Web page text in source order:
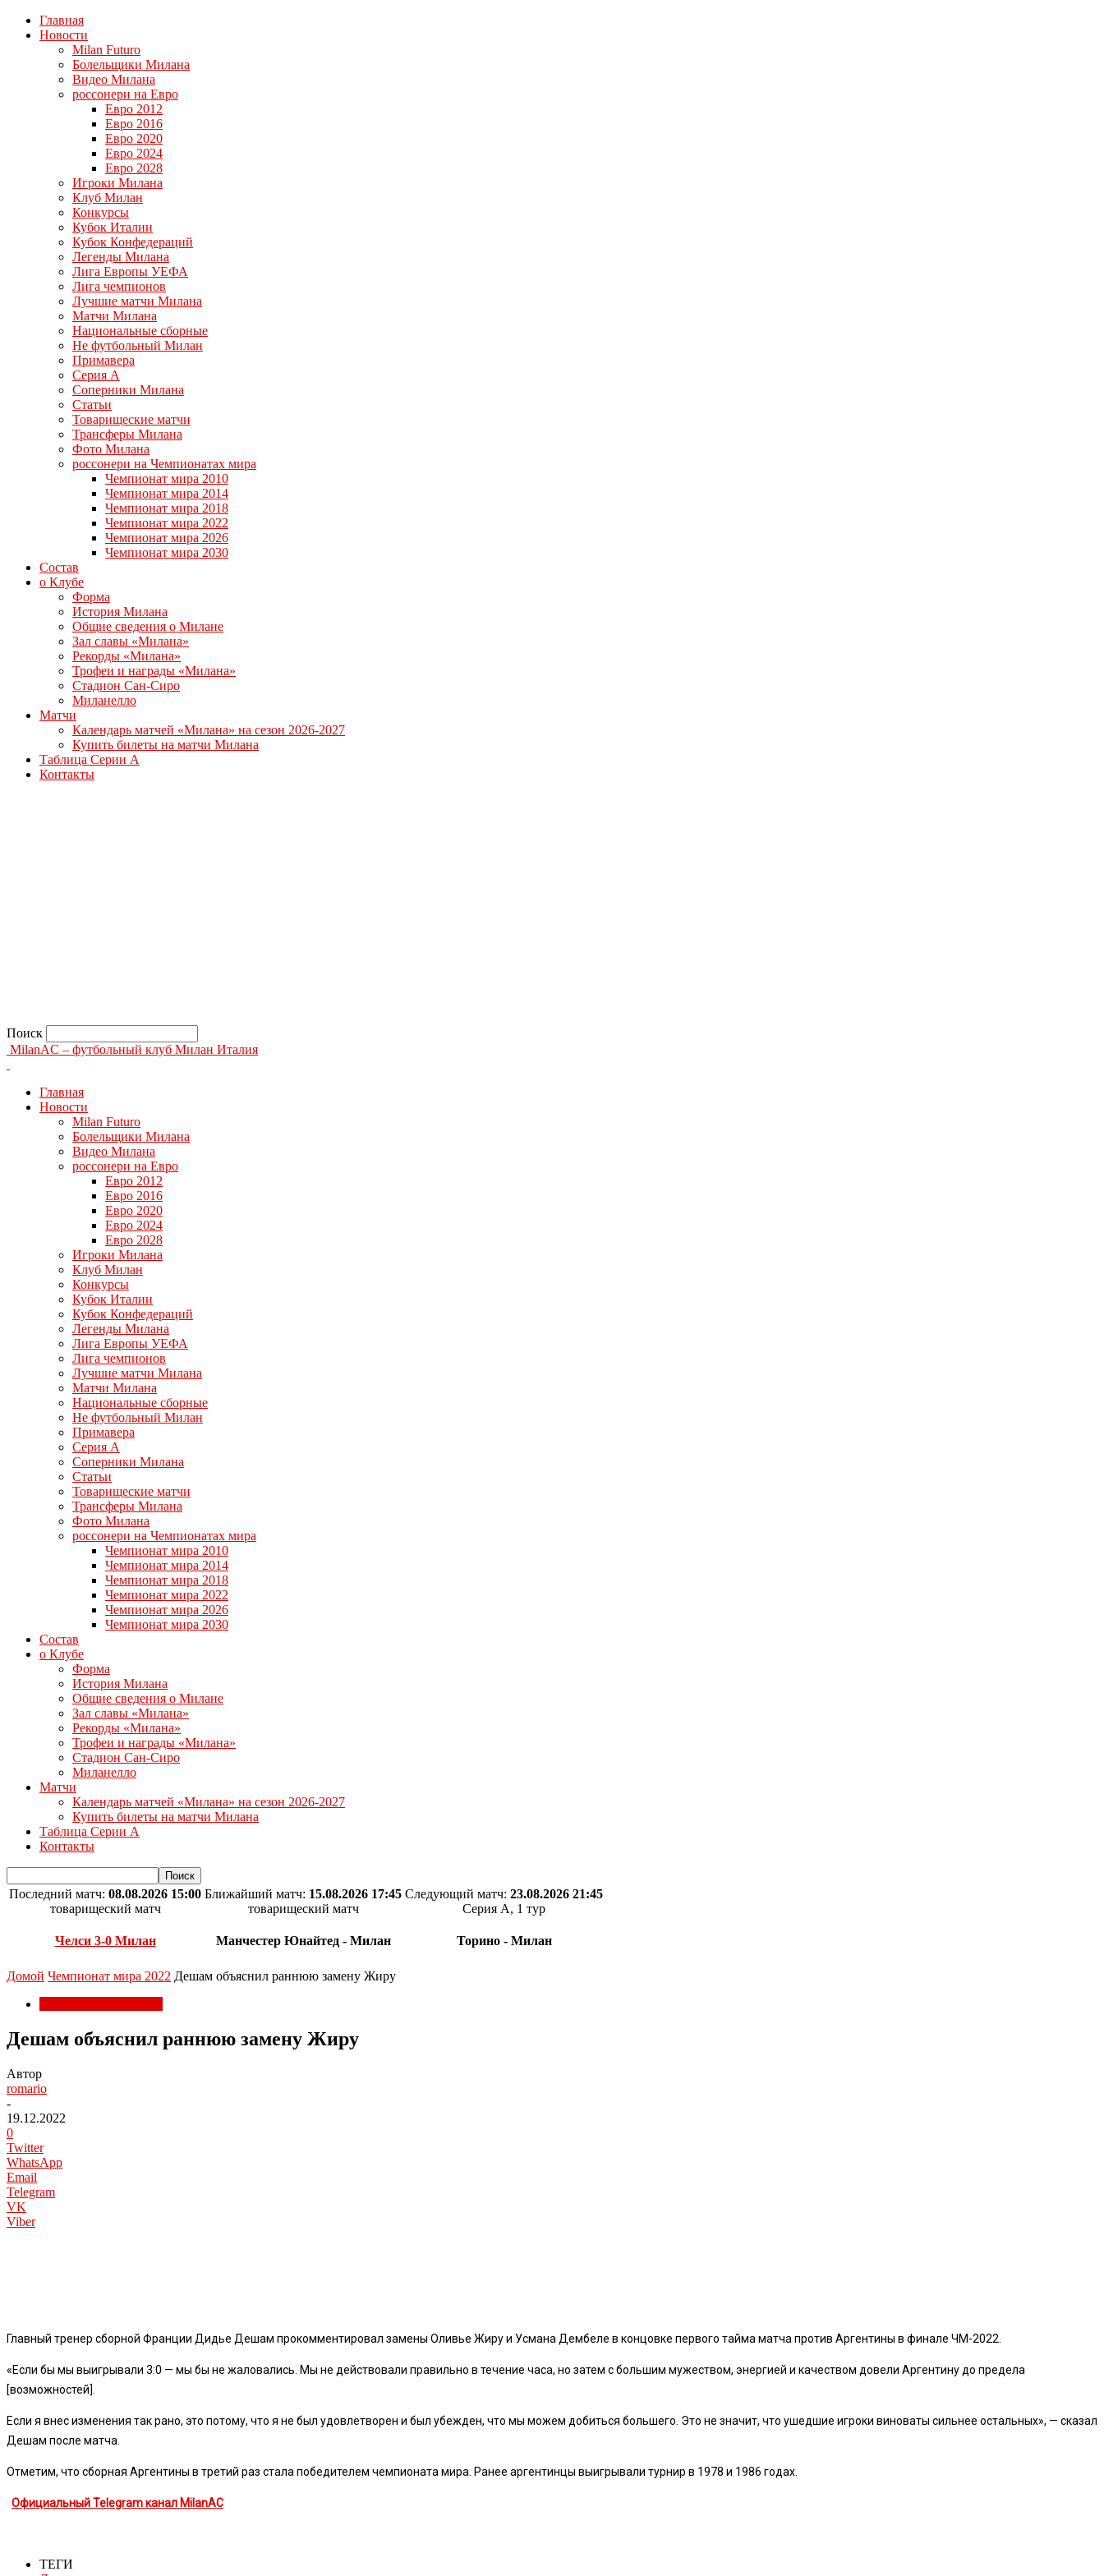
Главная
Новости
Milan Futuro
Болельщики Милана
Видео Милана
россонери на Евро
Евро 2012
Евро 2016
Евро 2020
Евро 2024
Евро 2028
Игроки Милана
Клуб Милан
Конкурсы
Кубок Италии
Кубок Конфедераций
Легенды Милана
Лига Европы УЕФА
Лига чемпионов
Лучшие матчи Милана
Матчи Милана
Национальные сборные
Не футбольный Милан
Примавера
Серия А
Соперники Милана
Статьи
Товарищеские матчи
Трансферы Милана
Фото Милана
россонери на Чемпионатах мира
Чемпионат мира 2010
Чемпионат мира 2014
Чемпионат мира 2018
Чемпионат мира 2022
Чемпионат мира 2026
Чемпионат мира 2030
Состав
о Клубе
Форма
История Милана
Общие сведения о Милане
Зал славы «Милана»
Рекорды «Милана»
Трофеи и награды «Милана»
Стадион Сан-Сиро
Миланелло
Матчи
Календарь матчей «Милана» на сезон 2026-2027
Купить билеты на матчи Милана
Таблица Серии А
Контакты
Поиск
MilanAC – футбольный клуб Милан Италия
Главная
Новости
Milan Futuro
Болельщики Милана
Видео Милана
россонери на Евро
Евро 2012
Евро 2016
Евро 2020
Евро 2024
Евро 2028
Игроки Милана
Клуб Милан
Конкурсы
Кубок Италии
Кубок Конфедераций
Легенды Милана
Лига Европы УЕФА
Лига чемпионов
Лучшие матчи Милана
Матчи Милана
Национальные сборные
Не футбольный Милан
Примавера
Серия А
Соперники Милана
Статьи
Товарищеские матчи
Трансферы Милана
Фото Милана
россонери на Чемпионатах мира
Чемпионат мира 2010
Чемпионат мира 2014
Чемпионат мира 2018
Чемпионат мира 2022
Чемпионат мира 2026
Чемпионат мира 2030
Состав
о Клубе
Форма
История Милана
Общие сведения о Милане
Зал славы «Милана»
Рекорды «Милана»
Трофеи и награды «Милана»
Стадион Сан-Сиро
Миланелло
Матчи
Календарь матчей «Милана» на сезон 2026-2027
Купить билеты на матчи Милана
Таблица Серии А
Контакты
Последний матч: 08.08.2026 15:00
товарищеский матч
Челси 3-0 Милан
Ближайший матч: 15.08.2026 17:45
товарищеский матч
Манчестер Юнайтед - Милан
Следующий матч: 23.08.2026 21:45
Серия А, 1 тур
Торино - Милан
Домой Чемпионат мира 2022 Дешам объяснил раннюю замену Жиру
Дешам объяснил раннюю замену Жиру
Автор
romario
-
19.12.2022
0
Twitter
WhatsApp
Email
Telegram
VK
Viber
Главный тренер сборной Франции Дидье Дешам прокомментировал замены Оливье Жиру и Усмана Дембеле в концовке первого тайма матча против Аргентины в финале ЧМ-2022.
«Если бы мы выигрывали 3:0 — мы бы не жаловались. Мы не действовали правильно в течение часа, но затем с большим мужеством, энергией и качеством довели Аргентину до предела
[возможностей].
Если я внес изменения так рано, это потому, что я не был удовлетворен и был убежден, что мы можем добиться большего. Это не значит, что ушедшие игроки виноваты сильнее остальных», — сказал
Дешам после матча.
Отметим, что сборная Аргентины в третий раз стала победителем чемпионата мира. Ранее аргентинцы выигрывали турнир в 1978 и 1986 годах.
Официальный Telegram канал MilanAC
ТЕГИ